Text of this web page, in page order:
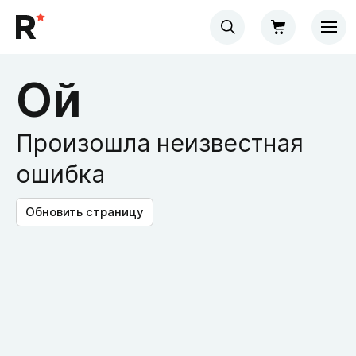
Ой
Произошла неизвестная
ошибка
Обновить страницу